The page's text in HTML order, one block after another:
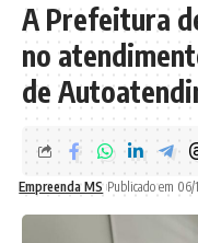
A Prefeitura
no
de
Empreenda MS Publicado em 06/